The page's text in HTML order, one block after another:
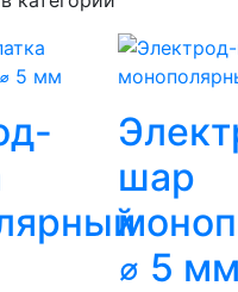
шар
⌀ 5 мм